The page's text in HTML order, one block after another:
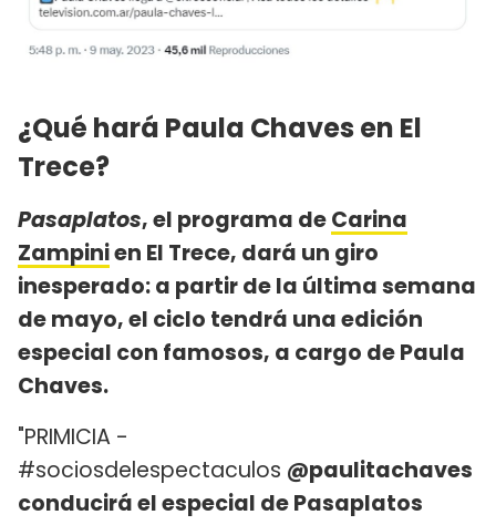
¿Qué hará Paula Chaves en El
Trece?
Pasaplatos, el programa deCarina
Zampinien El Trece, dará un giro
inesperado: a partir de la última semana
de mayo, el ciclo tendrá una edición
especial con famosos, a cargo de Paula
Chaves.
"PRIMICIA -
#sociosdelespectaculos @paulitachaves
conducirá el especial de Pasaplatos